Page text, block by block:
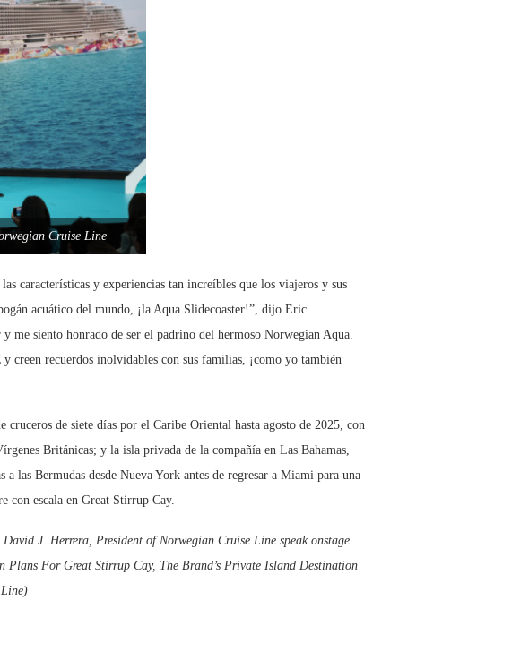
Cruise Line
características y experiencias tan increíbles que los viajeros y sus
acuático del mundo, ¡la Aqua Slidecoaster!”, dijo Eric
siento honrado de ser el padrino del hermoso Norwegian Aqua.
creen recuerdos inolvidables con sus familias, ¡como yo también
de siete días por el Caribe Oriental hasta agosto de 2025, con
Británicas; y la isla privada de la compañía en Las Bahamas,
las Bermudas desde Nueva York antes de regresar a Miami para una
con escala en Great Stirrup Cay.
J. Herrera, President of Norwegian Cruise Line speak onstage
For Great Stirrup Cay, The Brand’s Private Island Destination